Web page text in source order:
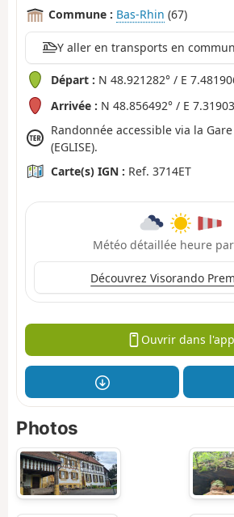
Commune : Bas-Rhin (67)
Y aller en transports en commun
Départ : N 48.921282° / E
Arrivée : N 48.856492° / E
Randonnée accessible via la Gare
(EGLISE).
Carte(s) IGN : Ref. 3714ET
Météo détaillée heure
Découvrez Visorando
Ouvrir dans l'app
Photos